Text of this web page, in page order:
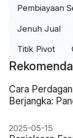
Pembiayaan
Jenuh Jual
Titik Pivot
Cara
Berjangka:
untuk Pemula
2025-05-15